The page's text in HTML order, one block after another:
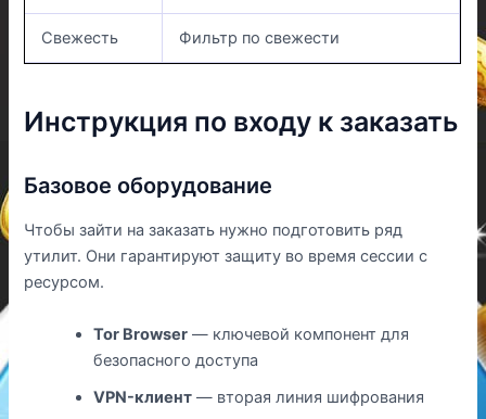
Свежесть Фильтр по свежести
Инструкция по входу к заказать
Базовое оборудование
Чтобы зайти на заказать нужно подготовить ряд
утилит. Они гарантируют защиту во время сессии с
ресурсом.
Tor Browser — ключевой компонент для
безопасного доступа
VPN-клиент — вторая линия шифрования